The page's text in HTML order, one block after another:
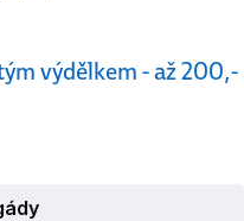
výdělkem - až 200,-